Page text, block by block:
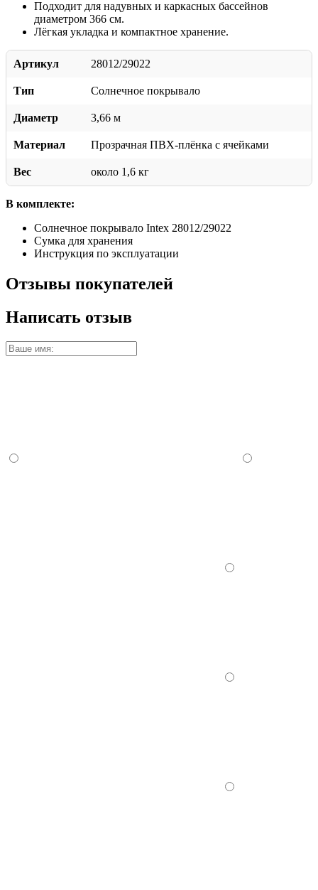
Подходит для надувных и каркасных бассейнов
диаметром 366 см.
Лёгкая укладка и компактное хранение.
Артикул 28012/29022
Тип Солнечное покрывало
Диаметр 3,66 м
Материал Прозрачная ПВХ-плёнка с ячейками
Вес около 1,6 кг
В комплекте:
Солнечное покрывало Intex 28012/29022
Сумка для хранения
Инструкция по эксплуатации
Отзывы покупателей
Написать отзыв